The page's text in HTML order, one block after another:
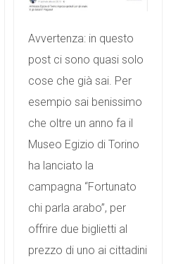
Avvertenza: in questo
post ci sono quasi solo
cose che già sai. Per
esempio sai benissimo
che oltre un anno fa il
Museo Egizio di Torino
ha lanciato la
campagna “Fortunato
chi parla arabo”, per
offrire due biglietti al
prezzo di uno ai cittadini